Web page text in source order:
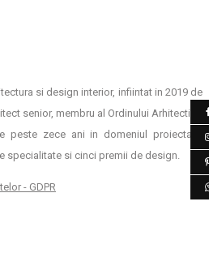
si design interior, infiintat in 2019 de
senior, membru al Ordinului Arhitectilor
peste zece ani in domeniul proiectarii,
specialitate si cinci premii de design.
- GDPR